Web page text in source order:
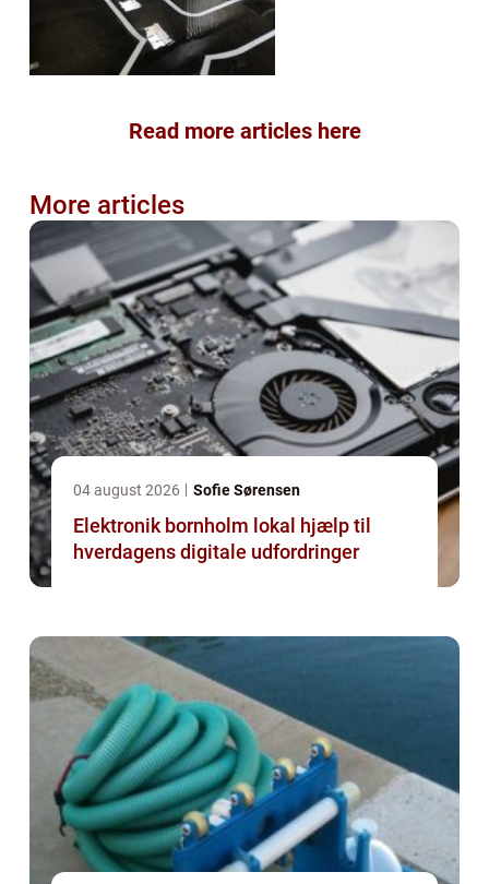
Read more articles here
More articles
04 august 2026 Sofie Sørensen
Elektronik bornholm lokal hjælp til
hverdagens digitale udfordringer